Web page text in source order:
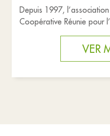
Depuis 1997, l’association
Coopérative Réunie pour
VER